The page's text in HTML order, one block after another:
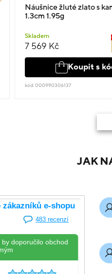
Náušnice žluté zlato s
1.3cm 1.95g
Skladem
7 569 Kč
Koupit s
kód: 000990306137
JAK